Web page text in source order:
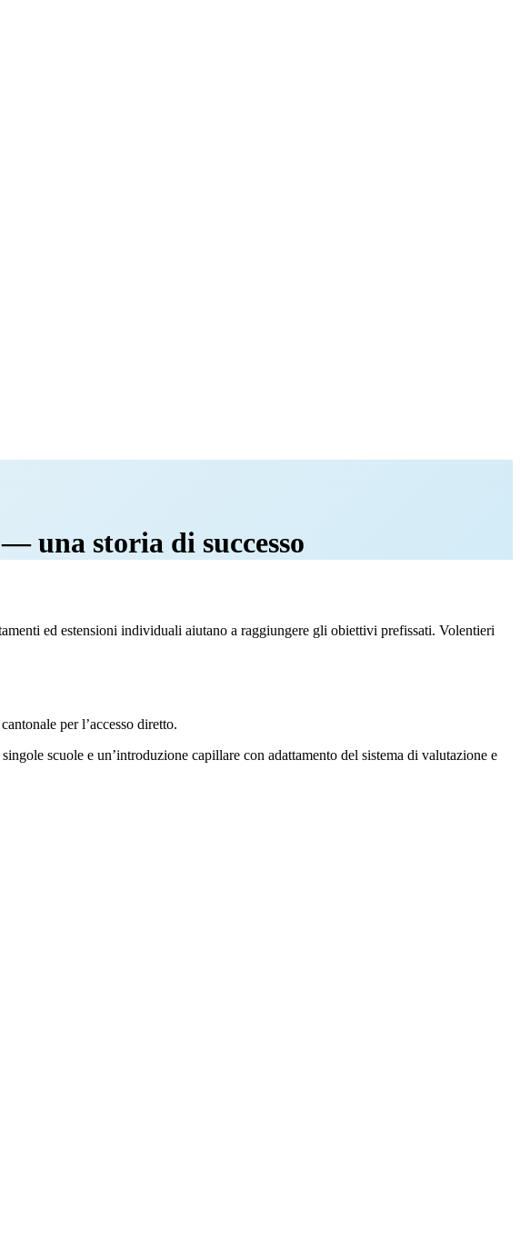
una storia di successo
ed estensioni individuali aiutano a raggiungere gli obiettivi prefissati. Volentieri
per l’accesso diretto.
scuole e un’introduzione capillare con adattamento del sistema di valutazione e